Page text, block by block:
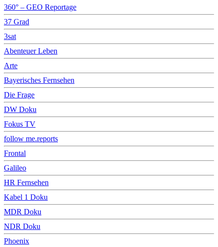
360° – GEO Reportage
37 Grad
3sat
Abenteuer Leben
Arte
Bayerisches Fernsehen
Die Frage
DW Doku
Fokus TV
follow me.reports
Frontal
Galileo
HR Fernsehen
Kabel 1 Doku
MDR Doku
NDR Doku
Phoenix